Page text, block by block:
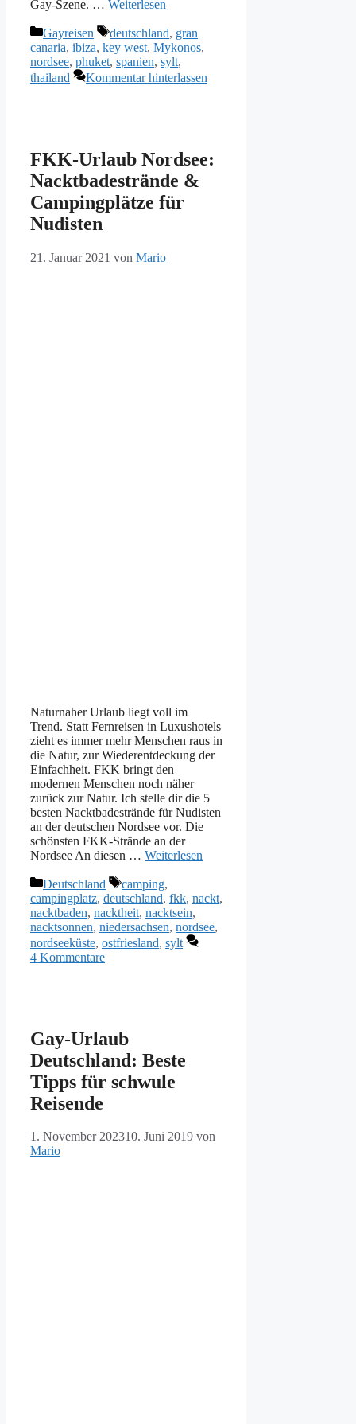
Gay-Szene. … Weiterlesen
Kategorien
Gayreisen Schlagwörter
deutschland, gran
canaria, ibiza, key west, Mykonos,
nordsee, phuket, spanien, sylt,
thailand
Kommentar hinterlassen
FKK-Urlaub Nordsee:
Nacktbadestrände &
Campingplätze für
Nudisten
21. Januar 2021 von Mario
Naturnaher Urlaub liegt voll im
Trend. Statt Fernreisen in Luxushotels
zieht es immer mehr Menschen raus in
die Natur, zur Wiederentdeckung der
Einfachheit. FKK bringt den
modernen Menschen noch näher
zurück zur Natur. Ich stelle dir die 5
besten Nacktbadestrände für Nudisten
an der deutschen Nordsee vor. Die
schönsten FKK-Strände an der
Nordsee An diesen … Weiterlesen
Kategorien
Deutschland Schlagwörter
camping,
campingplatz, deutschland, fkk, nackt,
nacktbaden, nacktheit, nacktsein,
nacktsonnen, niedersachsen, nordsee,
nordseeküste, ostfriesland, sylt
4 Kommentare
Gay-Urlaub
Deutschland: Beste
Tipps für schwule
Reisende
1. November 202310. Juni 2019 von
Mario